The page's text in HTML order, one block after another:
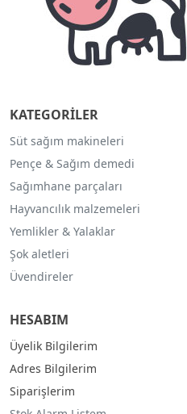
KATEGORİLER
Süt sağım makineleri
Pençe & Sağım demedi
Sağımhane parçaları
Hayvancılık malzemeleri
Yemlikler & Yalaklar
Şok aletleri
Üvendireler
HESABIM
Üyelik Bilgilerim
Adres Bilgilerim
Siparişlerim